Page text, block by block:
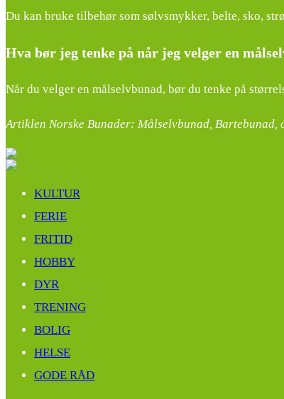
Du kan bruke tilbehør som sølvsmykker, belte, sko,
Hva bør jeg tenke på når jeg velger en
Når du velger en målselvbunad, bør du tenke på
Artiklen Norske Bunader: Målselvbunad, Bartebunad,
KULTUR
FERIE
FRITID
HOBBY
DYR
TRENING
BOLIG
HELSE
GODE RÅD